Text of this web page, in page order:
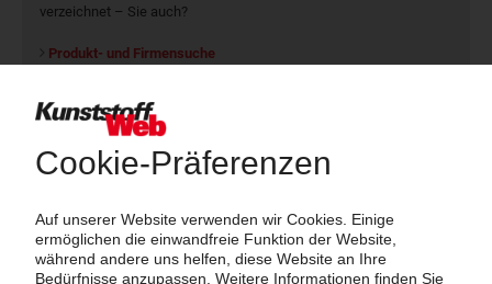
verzeichnet – Sie auch?
Produkt- und Firmensuche